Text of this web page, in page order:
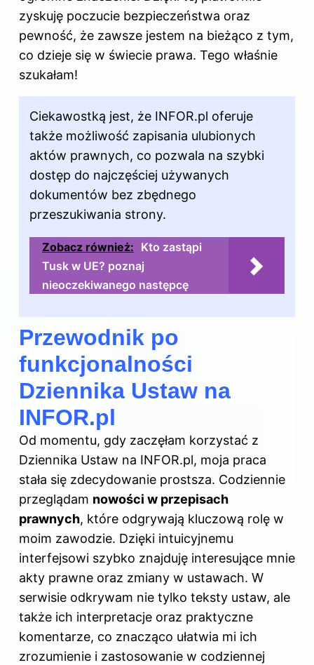
zyskuję poczucie bezpieczeństwa oraz
pewność, że zawsze jestem na bieżąco z tym,
co dzieje się w świecie prawa. Tego właśnie
szukałam!
Ciekawostką jest, że INFOR.pl oferuje
także możliwość zapisania ulubionych
aktów prawnych, co pozwala na szybki
dostęp do najczęściej używanych
dokumentów bez zbędnego
przeszukiwania strony.
Zobacz również: Kto zastąpi
Tusk w UE? poznaj
nieoczekiwanego następcę
Przewodnik po
funkcjonalności
Dziennika Ustaw na
INFOR.pl
Od momentu, gdy zaczęłam korzystać z
Dziennika Ustaw na INFOR.pl, moja praca
stała się zdecydowanie prostsza. Codziennie
przeglądam nowości w przepisach
prawnych, które odgrywają kluczową rolę w
moim zawodzie. Dzięki intuicyjnemu
interfejsowi szybko znajduję interesujące mnie
akty prawne oraz zmiany w ustawach. W
serwisie odkrywam nie tylko teksty ustaw, ale
także ich interpretacje oraz praktyczne
komentarze, co znacząco ułatwia mi ich
zrozumienie i zastosowanie w codziennej